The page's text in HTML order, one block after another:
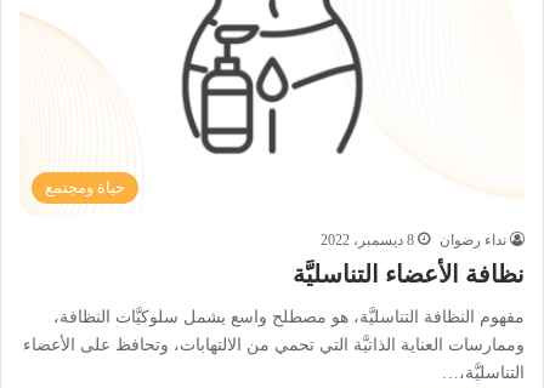
حياة ومجتمع
نداء رضوان 8 ديسمبر، 2022
نظافة الأعضاء التناسليَّة
مفهوم النظافة التناسليَّة، هو مصطلح واسع يشمل سلوكيَّات النظافة،
وممارسات العناية الذاتيَّة التي تحمي من الالتهابات، وتحافظ على الأعضاء
التناسليَّة،…